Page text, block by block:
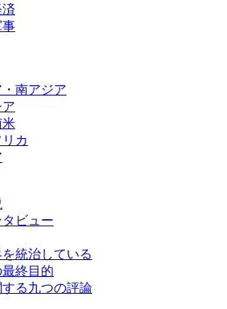
事
南アジア
米
カ
ビュー
統治している
終目的
る九つの評論